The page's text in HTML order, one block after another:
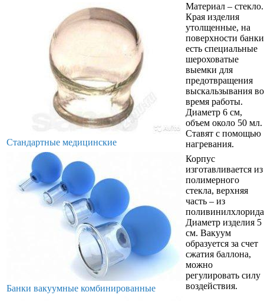
Стандартные медицинские
Материал – стекло.
Края изделия
утолщенные, на
поверхности банки
есть специальные
шероховатые
выемки для
предотвращения
выскальзывания во
время работы.
Диаметр 6 см,
объем около 50 мл.
Ставят с помощью
нагревания.
Банки вакуумные комбинированные
Корпус
изготавливается из
полимерного
стекла, верхняя
часть – из
Диаметр изделия 5
см. Вакуум
образуется за счет
сжатия баллона,
можно
регулировать силу
воздействия.